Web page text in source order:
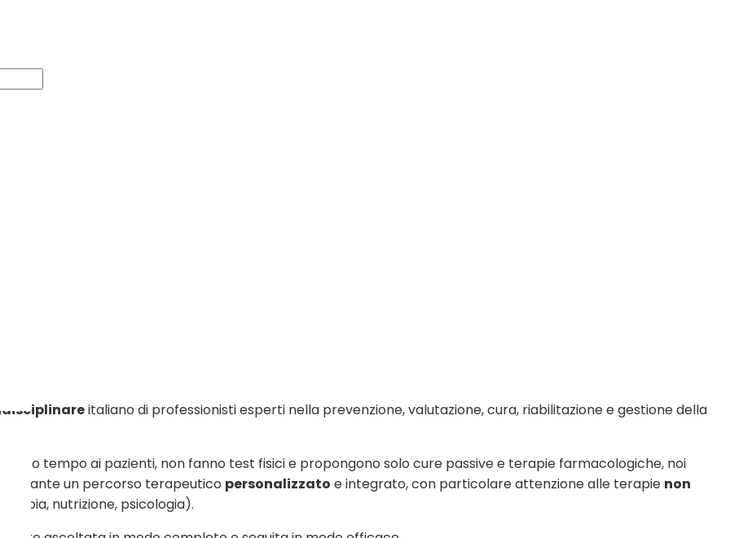
italiano di professionisti esperti nella prevenzione, valutazione, cura, riabilitazione e gestione della
tempo ai pazienti, non fanno test fisici e propongono solo cure passive e terapie farmacologiche, noi
, mediante un percorso terapeutico personalizzato e integrato, con particolare attenzione alle terapie non
nutrizione, psicologia).